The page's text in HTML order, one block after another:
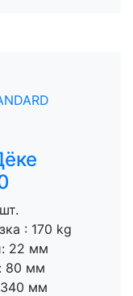
: 170 kg
22 мм
80 мм
340 мм